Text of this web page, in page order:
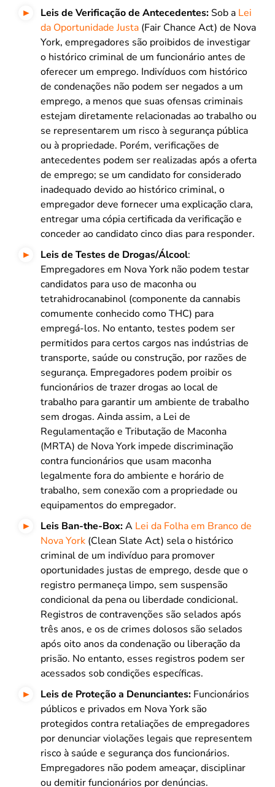
Leis de Verificação de Antecedentes: Sob a Lei
da Oportunidade Justa (Fair Chance Act) de Nova
York, empregadores são proibidos de investigar
o histórico criminal de um funcionário antes de
oferecer um emprego. Indivíduos com histórico
de condenações não podem ser negados a um
emprego, a menos que suas ofensas criminais
estejam diretamente relacionadas ao trabalho ou
se representarem um risco à segurança pública
ou à propriedade. Porém, verificações de
antecedentes podem ser realizadas após a oferta
de emprego; se um candidato for considerado
inadequado devido ao histórico criminal, o
empregador deve fornecer uma explicação clara,
entregar uma cópia certificada da verificação e
conceder ao candidato cinco dias para responder.
Leis de Testes de Drogas/Álcool:
Empregadores em Nova York não podem testar
candidatos para uso de maconha ou
tetrahidrocanabinol (componente da cannabis
comumente conhecido como THC) para
empregá-los. No entanto, testes podem ser
permitidos para certos cargos nas indústrias de
transporte, saúde ou construção, por razões de
segurança. Empregadores podem proibir os
funcionários de trazer drogas ao local de
trabalho para garantir um ambiente de trabalho
sem drogas. Ainda assim, a Lei de
Regulamentação e Tributação de Maconha
(MRTA) de Nova York impede discriminação
contra funcionários que usam maconha
legalmente fora do ambiente e horário de
trabalho, sem conexão com a propriedade ou
equipamentos do empregador.
Leis Ban-the-Box:A Lei da Folha em Branco de
Nova York (Clean Slate Act) sela o histórico
criminal de um indivíduo para promover
oportunidades justas de emprego, desde que o
registro permaneça limpo, sem suspensão
condicional da pena ou liberdade condicional.
Registros de contravenções são selados após
três anos, e os de crimes dolosos são selados
após oito anos da condenação ou liberação da
prisão. No entanto, esses registros podem ser
acessados sob condições específicas.
Leis de Proteção a Denunciantes: Funcionários
públicos e privados em Nova York são
protegidos contra retaliações de empregadores
por denunciar violações legais que representem
risco à saúde e segurança dos funcionários.
Empregadores não podem ameaçar, disciplinar
ou demitir funcionários por denúncias.